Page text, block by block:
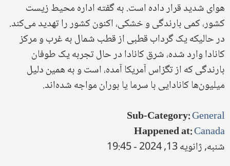
هوای شدید قرار داده است. به گفته اداره محیط زیست
کشور، کمی بارندگی و خشکی، اکنون کشور را تهدید می‌کند.
در حالیکه یک گرداب قطبی از قطب شمال به غرب و مرکز
کانادا وارد شده، شرق کانادا در حال تجربه یک طوفان
بارندگی که از تگزاس آمریکا آمده، است و به همین دلیل
میلیون‌ها کانادایی با سرما یا بوران مواجه شده‌اند.
Sub-Category:General
Happened at:Canada
شنبه, ژانویه 13, 2024 - 19:45